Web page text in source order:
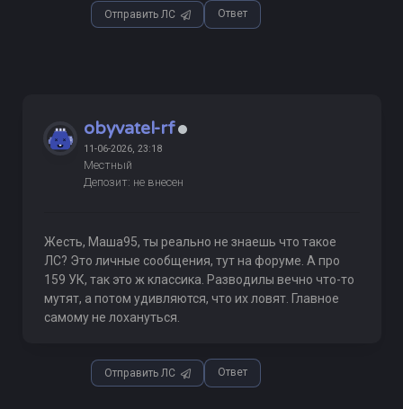
Отправить ЛС Ответ
obyvatel-rf
11-06-2026, 23:18
Местный
Депозит: не внесен
Жесть, Маша95, ты реально не знаешь что такое
ЛС? Это личные сообщения, тут на форуме. А про
159 УК, так это ж классика. Разводилы вечно что-то
мутят, а потом удивляются, что их ловят. Главное
самому не лохануться.
Отправить ЛС Ответ